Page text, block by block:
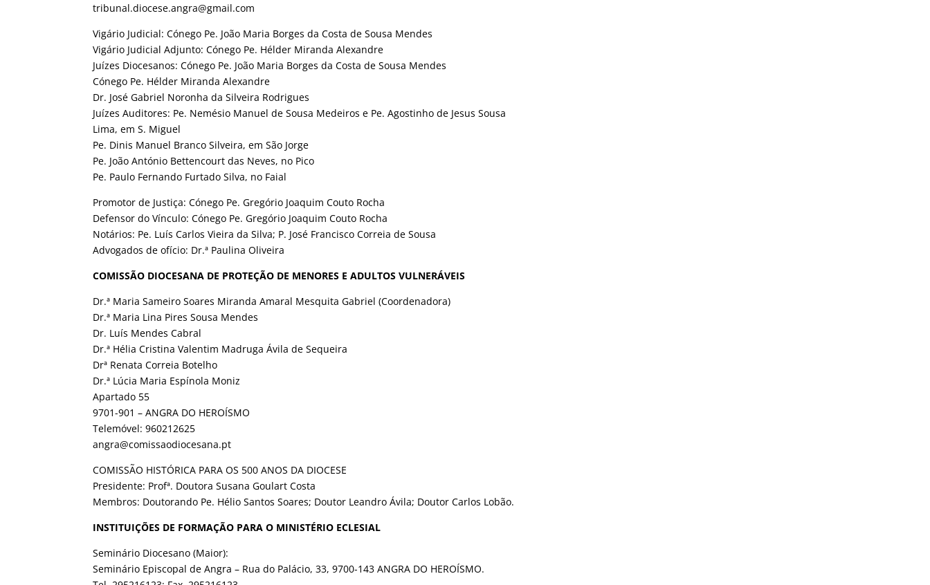
tribunal.diocese.angra@gmail.com
Vigário Judicial: Cónego Pe. João Maria Borges da Costa de Sousa Mendes
Vigário Judicial Adjunto: Cónego Pe. Hélder Miranda Alexandre
Juízes Diocesanos: Cónego Pe. João Maria Borges da Costa de Sousa Mendes
Cónego Pe. Hélder Miranda Alexandre
Dr. José Gabriel Noronha da Silveira Rodrigues
Juízes Auditores: Pe. Nemésio Manuel de Sousa Medeiros e Pe. Agostinho de Jesus Sousa
Lima, em S. Miguel
Pe. Dinis Manuel Branco Silveira, em São Jorge
Pe. João António Bettencourt das Neves, no Pico
Pe. Paulo Fernando Furtado Silva, no Faial
Promotor de Justiça: Cónego Pe. Gregório Joaquim Couto Rocha
Defensor do Vínculo: Cónego Pe. Gregório Joaquim Couto Rocha
Notários: Pe. Luís Carlos Vieira da Silva; P. José Francisco Correia de Sousa
Advogados de ofício: Dr.ª Paulina Oliveira
COMISSÃO DIOCESANA DE PROTEÇÃO DE MENORES E ADULTOS VULNERÁVEIS
Dr.ª Maria Sameiro Soares Miranda Amaral Mesquita Gabriel (Coordenadora)
Dr.ª Maria Lina Pires Sousa Mendes
Dr. Luís Mendes Cabral
Dr.ª Hélia Cristina Valentim Madruga Ávila de Sequeira
Drª Renata Correia Botelho
Dr.ª Lúcia Maria Espínola Moniz
Apartado 55
9701-901 – ANGRA DO HEROÍSMO
Telemóvel: 960212625
angra@comissaodiocesana.pt
COMISSÃO HISTÓRICA PARA OS 500 ANOS DA DIOCESE
Presidente: Profª. Doutora Susana Goulart Costa
Membros: Doutorando Pe. Hélio Santos Soares; Doutor Leandro Ávila; Doutor Carlos Lobão.
INSTITUIÇÕES DE FORMAÇÃO PARA O MINISTÉRIO ECLESIAL
Seminário Diocesano (Maior):
Seminário Episcopal de Angra – Rua do Palácio, 33, 9700-143 ANGRA DO HEROÍSMO.